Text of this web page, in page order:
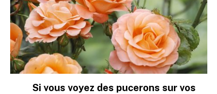
Si vous voyez des pucerons sur vos